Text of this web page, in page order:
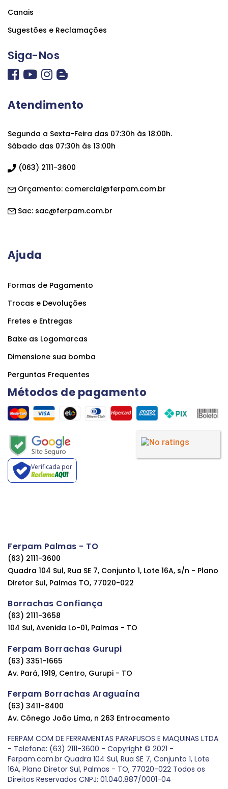
Canais
Sugestões e Reclamações
Siga-Nos
Atendimento
Segunda a Sexta-Feira das 07:30h às 18:00h.
Sábado das 07:30h às 13:00h
(063) 2111-3600
Orçamento: comercial@ferpam.com.br
Sac: sac@ferpam.com.br
Ajuda
Formas de Pagamento
Trocas e Devoluções
Fretes e Entregas
Baixe as Logomarcas
Dimensione sua bomba
Perguntas Frequentes
Métodos de pagamento
Verificada por
Ferpam Palmas - TO
(63) 2111-3600
Quadra 104 Sul, Rua SE 7, Conjunto 1, Lote 16A, s/n - Plano
Diretor Sul, Palmas TO, 77020-022
Borrachas Confiança
(63) 2111-3658
104 Sul, Avenida Lo-01, Palmas - TO
Ferpam Borrachas Gurupi
(63) 3351-1665
Av. Pará, 1919, Centro, Gurupi - TO
Ferpam Borrachas Araguaína
(63) 3411-8400
Av. Cônego João Lima, n 263 Entrocamento
FERPAM COM DE FERRAMENTAS PARAFUSOS E MAQUINAS LTDA
- Telefone: (63) 2111-3600 - Copyright © 2021 -
Ferpam.com.br Quadra 104 Sul, Rua SE 7, Conjunto 1, Lote
16A, Plano Diretor Sul, Palmas - TO, 77020-022 Todos os
Direitos Reservados CNPJ: 01.040.887/0001-04